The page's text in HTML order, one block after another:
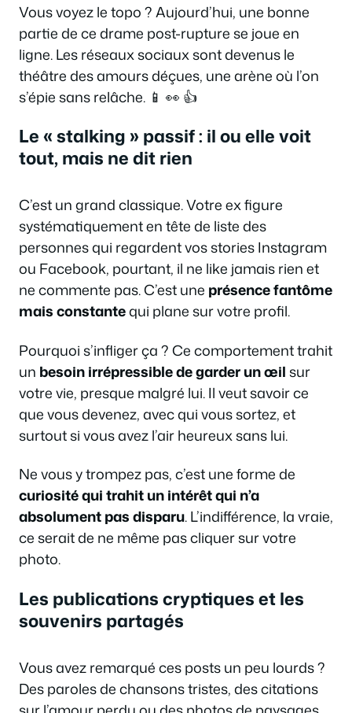
Vous voyez le topo ? Aujourd’hui, une bonne
partie de ce drame post-rupture se joue en
ligne. Les réseaux sociaux sont devenus le
théâtre des amours déçues, une arène où l’on
s’épie sans relâche. 📱 👀 👍
Le « stalking » passif : il ou elle voit
tout, mais ne dit rien
C’est un grand classique. Votre ex figure
systématiquement en tête de liste des
personnes qui regardent vos stories Instagram
ou Facebook, pourtant, il ne like jamais rien et
ne commente pas. C’est une présence fantôme
mais constantequi plane sur votre profil.
Pourquoi s’infliger ça ? Ce comportement trahit
un besoin irrépressible de garder un œilsur
votre vie, presque malgré lui. Il veut savoir ce
que vous devenez, avec qui vous sortez, et
surtout si vous avez l’air heureux sans lui.
Ne vous y trompez pas, c’est une forme de
curiosité qui trahit un intérêt qui n’a
absolument pas disparu. L’indifférence, la vraie,
ce serait de ne même pas cliquer sur votre
photo.
Les publications cryptiques et les
souvenirs partagés
Vous avez remarqué ces posts un peu lourds ?
Des paroles de chansons tristes, des citations